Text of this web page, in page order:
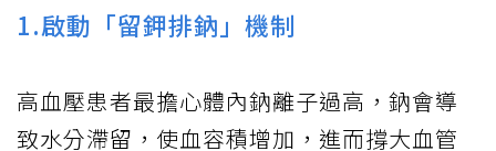
1.啟動「留鉀排鈉」機制
高血壓患者最擔心體內鈉離子過高，鈉會導
致水分滯留，使血容積增加，進而撐大血管